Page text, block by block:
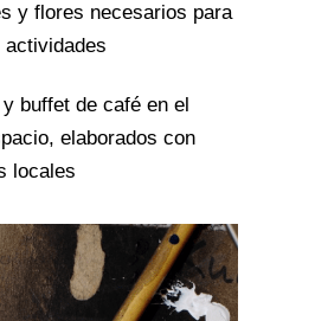
y flores necesarios para
buffet de café en el
elaborados con
locales